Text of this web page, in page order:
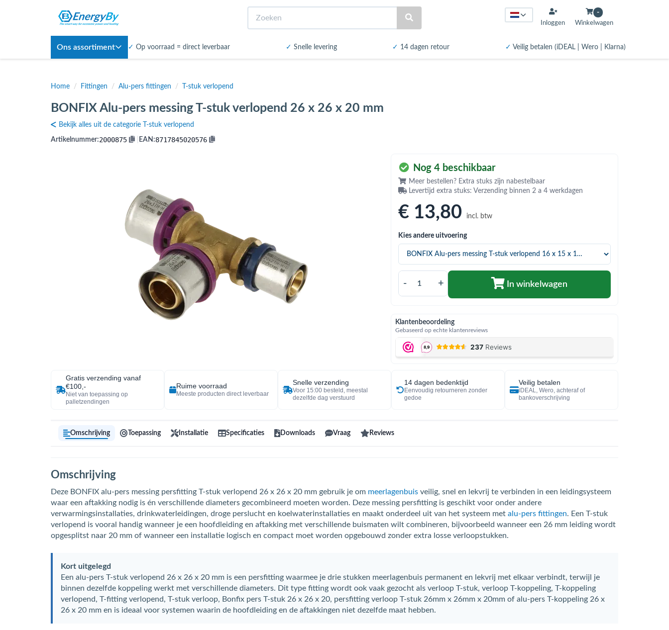
Inloggen
-
Winkelwagen
Ons assortiment ✓ Op voorraad = direct leverbaar ✓ Snelle levering ✓ 14 dagen retour ✓ Veilig betalen (iDEAL | Wero | Klarna)
Home / Fittingen / Alu-pers fittingen / T-stuk verlopend
BONFIX Alu-pers messing T-stuk verlopend 26 x 26 x 20 mm
Bekijk alles uit de categorie T-stuk verlopend
Artikelnummer:2000875 EAN:8717845020576
Nog 4 beschikbaar
Meer bestellen? Extra stuks zijn nabestelbaar
Levertijd extra stuks: Verzending binnen 2 a 4 werkdagen
€ 13,80 incl. btw
Kies andere uitvoering
- + In winkelwagen
Klantenbeoordeling
Gebaseerd op echte klantenreviews
Gratis verzending vanaf
€100,-
Niet van toepassing op
palletzendingen
Ruime voorraad
Meeste producten direct leverbaar
Snelle verzending
Voor 15:00 besteld, meestal
dezelfde dag verstuurd
14 dagen bedenktijd
Eenvoudig retourneren zonder
gedoe
Veilig betalen
iDEAL, Wero, achteraf of
bankoverschrijving
Omschrijving Toepassing Installatie Specificaties Downloads Vraag Reviews
Omschrijving
Deze BONFIX alu-pers messing persfitting T-stuk verlopend 26 x 26 x 20 mm gebruik je om meerlagenbuis veilig, snel en lekvrij te verbinden in een leidingsysteem
waar een aftakking nodig is én verschillende diameters gecombineerd moeten worden. Deze messing persfitting is geschikt voor onder andere
verwarmingsinstallaties, drinkwaterleidingen, droge perslucht en koelwaterinstallaties en maakt onderdeel uit van het systeem met alu-pers fittingen. Een T-stuk
verlopend is vooral handig wanneer je een hoofdleiding en aftakking met verschillende buismaten wilt combineren, bijvoorbeeld wanneer een 26 mm leiding wordt
opgesplitst naar 20 mm of wanneer een installatie logisch en compact moet worden opgebouwd zonder extra losse verloopstukken.
Kort uitgelegd
Een alu-pers T-stuk verlopend 26 x 26 x 20 mm is een persfitting waarmee je drie stukken meerlagenbuis permanent en lekvrij met elkaar verbindt, terwijl je
binnen dezelfde koppeling werkt met verschillende diameters. Dit type fitting wordt ook vaak gezocht als verloop T-stuk, verloop T-koppeling, T-koppeling
verlopend, T-fitting verlopend, T-stuk verloop, Bonfix pers T-stuk 26 x 26 x 20, persfitting verloop T-stuk 26mm x 26mm x 20mm of alu-pers T-koppeling 26 x
26 x 20 mm en is ideaal voor systemen waarin de hoofdleiding en de aftakkingen niet dezelfde maat hebben.